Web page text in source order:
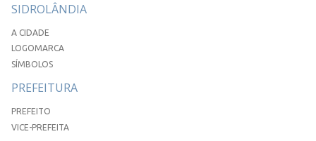
SIDROLÂNDIA
A CIDADE
LOGOMARCA
SÍMBOLOS
PREFEITURA
PREFEITO
VICE-PREFEITA